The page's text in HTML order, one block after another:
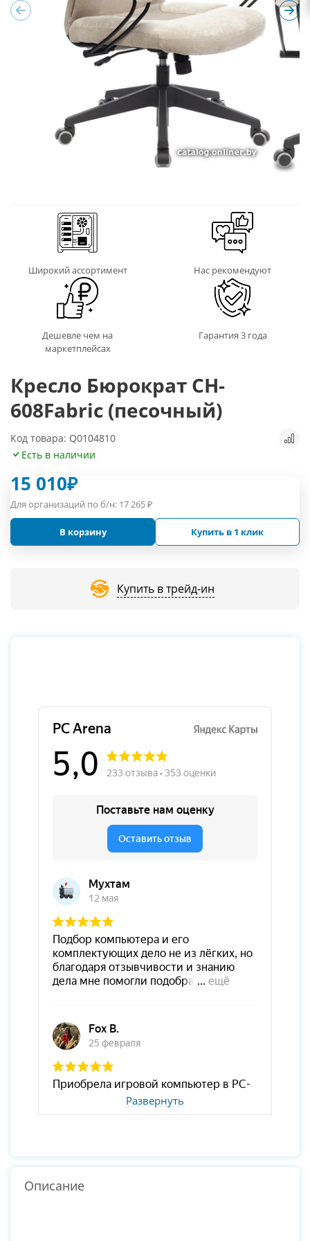
Широкий ассортимент Нас рекомендуют
Дешевле чем на
маркетплейсах
Гарантия 3 года
Кресло Бюрократ CH-
608Fabric (песочный)
Код товара: Q0104810
Есть в наличии
15 010₽
Для организаций по б/н: 17 265₽
В корзину Купить в 1 клик
Купить в трейд-ин
Развернуть
Описание